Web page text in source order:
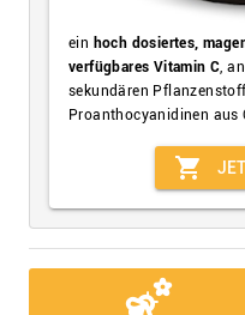
ein hoch dosiertes,
verfügbares Vitamin C,
sekundären
Proanthocyanidinen aus
shopping_cart
emoji_nature